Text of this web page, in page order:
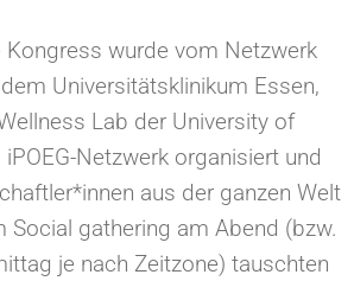
Kongress wurde vom Netzwerk
Universitätsklinikum Essen,
Lab der University of
Netzwerk organisiert und
aus der ganzen Welt
Social gathering am Abend (bzw.
je nach Zeitzone) tauschten